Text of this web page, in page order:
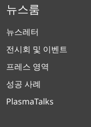
뉴스룸
뉴스레터
전시회 및 이벤트
프레스 영역
성공 사례
PlasmaTalks